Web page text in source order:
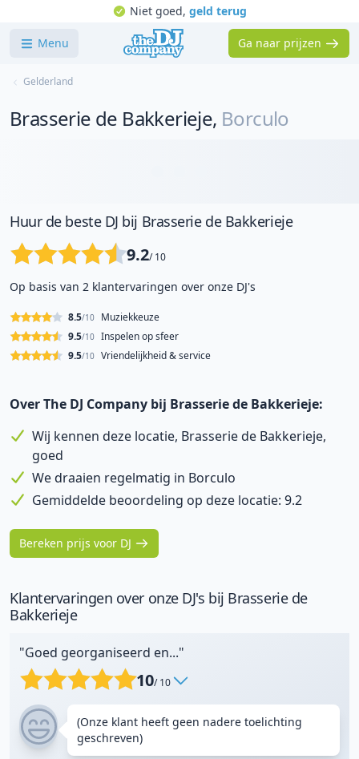
Niet goed, geld terug
Menu Ga naar prijzen
Gelderland
Brasserie de Bakkerieje, Borculo
Huur de beste DJ bij Brasserie de Bakkerieje
9.2/ 10
Op basis van 2 klantervaringen over onze DJ's
Muziekkeuze
8.5/10
Inspelen op sfeer
9.5/10
Vriendelijkheid & service
9.5/10
Over The DJ Company bij Brasserie de Bakkerieje:
Wij kennen deze locatie, Brasserie de Bakkerieje,
goed
We draaien regelmatig in Borculo
Gemiddelde beoordeling op deze locatie: 9.2
Bereken prijs voor DJ
Klantervaringen over onze DJ's bij Brasserie de
Bakkerieje
"Goed georganiseerd en..."
10/ 10
(Onze klant heeft geen nadere toelichting
geschreven)